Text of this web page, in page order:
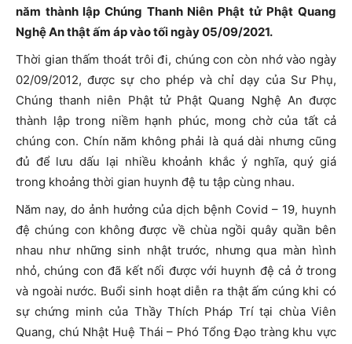
năm thành lập Chúng Thanh Niên Phật tử Phật Quang
Nghệ An thật ấm áp vào tối ngày 05/09/2021.
Thời gian thấm thoát trôi đi, chúng con còn nhớ vào ngày
02/09/2012, được sự cho phép và chỉ dạy của Sư Phụ,
Chúng thanh niên Phật tử Phật Quang Nghệ An được
thành lập trong niềm hạnh phúc, mong chờ của tất cả
chúng con. Chín năm không phải là quá dài nhưng cũng
đủ để lưu dấu lại nhiều khoảnh khắc ý nghĩa, quý giá
trong khoảng thời gian huynh đệ tu tập cùng nhau.
Năm nay, do ảnh hưởng của dịch bệnh Covid – 19, huynh
đệ chúng con không được về chùa ngồi quây quần bên
nhau như những sinh nhật trước, nhưng qua màn hình
nhỏ, chúng con đã kết nối được với huynh đệ cả ở trong
và ngoài nước. Buổi sinh hoạt diễn ra thật ấm cúng khi có
sự chứng minh của Thầy Thích Pháp Trí tại chùa Viên
Quang, chú Nhật Huệ Thái – Phó Tổng Đạo tràng khu vực